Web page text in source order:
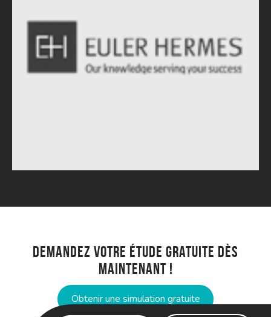
Demandez votre étude gratuite dès
maintenant !
Obtenir une simulation gratuite